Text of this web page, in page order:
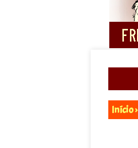
Início›